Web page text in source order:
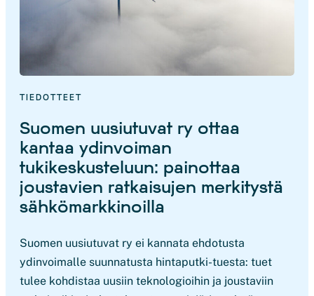
TIEDOTTEET
Suomen uusiutuvat ry ottaa
kantaa ydinvoiman
tukikeskusteluun: painottaa
joustavien ratkaisujen merkitystä
sähkömarkkinoilla
Suomen uusiutuvat ry ei kannata ehdotusta
ydinvoimalle suunnatusta hintaputki-tuesta: tuet
tulee kohdistaa uusiin teknologioihin ja joustaviin